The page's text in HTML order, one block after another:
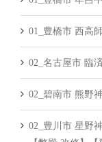
01_豊橋市 西高
02_名古屋市 臨
02_碧南市 熊野
02_豊川市 星野